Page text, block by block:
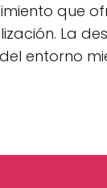
que
La
entorno